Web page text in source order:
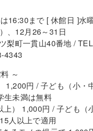
16:30まで [ 休館日 ]水
、12月26～31日
梨町一貫山40番地 /
4343
～
1,200円 / 子ども（小・
生未満は無料
上） 1,000円 / 子ども（
人以上で適用